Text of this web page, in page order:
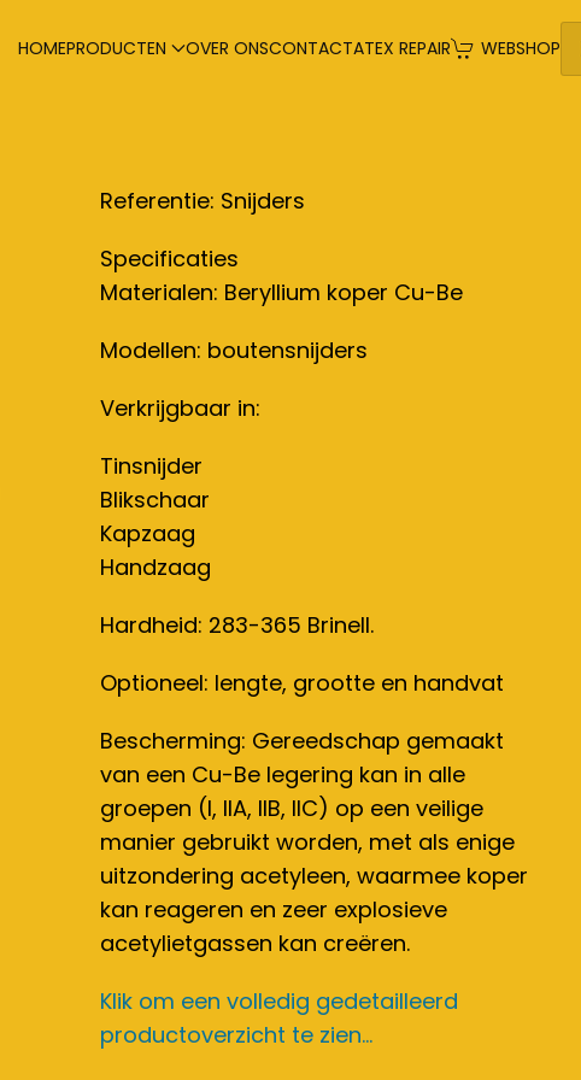
HOMEPRODUCTEN OVER ONSCONTACTATEX REPAIR WEBSHOP
Referentie: Snijders
Specificaties
Materialen: Beryllium koper Cu-Be
Modellen: boutensnijders
Verkrijgbaar in:
Tinsnijder
Blikschaar
Kapzaag
Handzaag
Hardheid: 283-365 Brinell.
Optioneel: lengte, grootte en handvat
Bescherming: Gereedschap gemaakt
van een Cu-Be legering kan in alle
groepen (I, IIA, IIB, IIC) op een veilige
manier gebruikt worden, met als enige
uitzondering acetyleen, waarmee koper
kan reageren en zeer explosieve
acetylietgassen kan creëren.
Klik om een volledig gedetailleerd
productoverzicht te zien...